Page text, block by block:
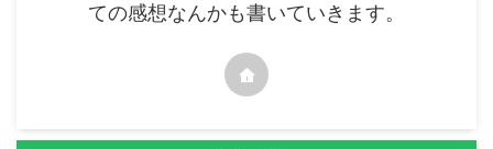
ての感想なんかも書いていきます。